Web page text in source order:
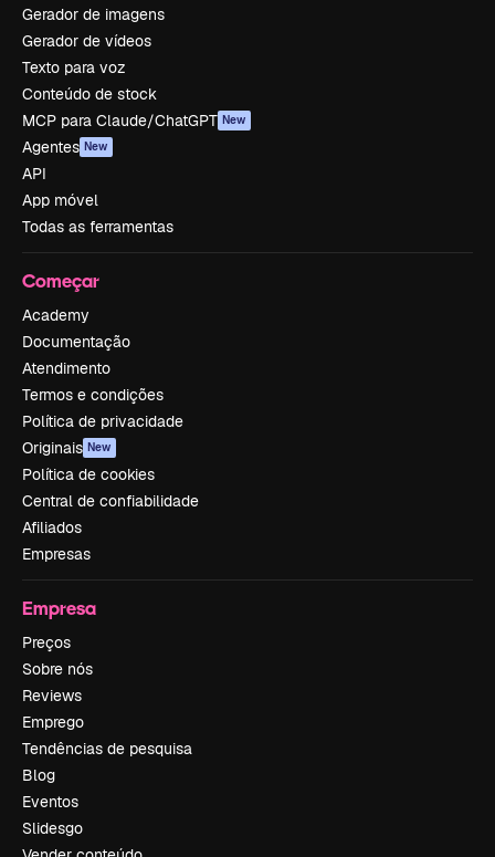
Gerador de imagens
Gerador de vídeos
Texto para voz
Conteúdo de stock
MCP para Claude/ChatGPT New
Agentes New
API
App móvel
Todas as ferramentas
Começar
Academy
Documentação
Atendimento
Termos e condições
Política de privacidade
Originais New
Política de cookies
Central de confiabilidade
Afiliados
Empresas
Empresa
Preços
Sobre nós
Reviews
Emprego
Tendências de pesquisa
Blog
Eventos
Slidesgo